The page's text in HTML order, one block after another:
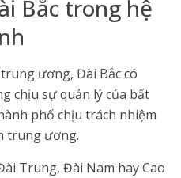
Bắc trong hệ
ương, Đài Bắc có
chịu sự quản lý của bất
phố chịu trách nhiệm
trung ương.
Trung, Đài Nam hay Cao